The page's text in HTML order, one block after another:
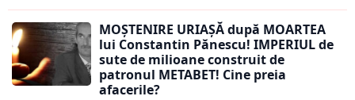
MOȘTENIRE URIAȘĂ după MOARTEA
lui Constantin Pănescu! IMPERIUL de
sute de milioane construit de
patronul METABET! Cine preia
afacerile?